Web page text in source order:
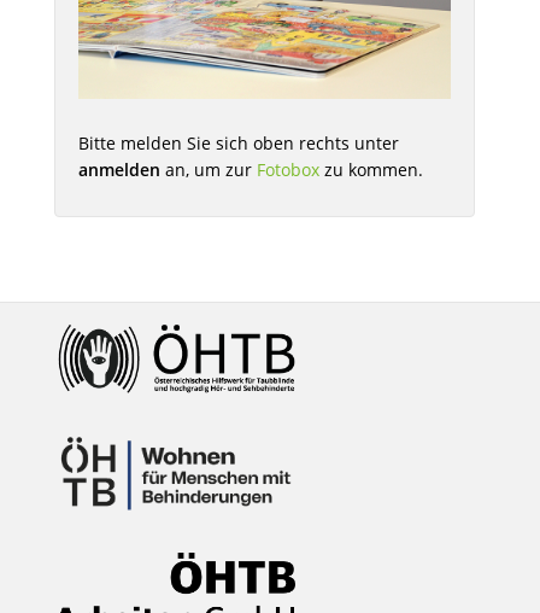
Bitte melden Sie sich oben rechts unter
anmelden an, um zur Fotobox zu kommen.